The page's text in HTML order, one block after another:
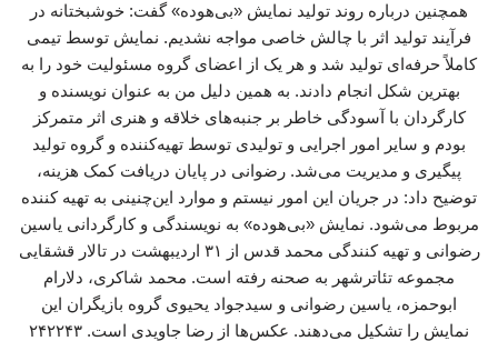
همچنین درباره روند تولید نمایش «بی‌هوده» گفت: خوشبختانه در
فرآیند تولید اثر با چالش خاصی مواجه نشدیم. نمایش توسط تیمی
کاملاً حرفه‌ای تولید شد و هر یک از اعضای گروه مسئولیت خود را به
بهترین شکل انجام دادند. به همین دلیل من به عنوان نویسنده و
کارگردان با آسودگی خاطر بر جنبه‌های خلاقه و هنری اثر متمرکز
بودم و سایر امور اجرایی و تولیدی توسط تهیه‌کننده و گروه تولید
پیگیری و مدیریت می‌شد. رضوانی در پایان دریافت کمک هزینه،
توضیح داد: در جریان این امور نیستم و موارد این‌چنینی به تهیه کننده
مربوط می‌شود. نمایش «بی‌هوده» به نویسندگی و کارگردانی یاسین
رضوانی و تهیه کنندگی محمد قدس از ۳۱ اردیبهشت در تالار قشقایی
مجموعه تئاترشهر به صحنه رفته است. محمد ‌شاکری، دلارام
‌ابوحمزه، یاسین ‌رضوانی و سیدجواد ‌یحیوی گروه بازیگران این
نمایش را تشکیل می‌دهند. عکس‌ها از رضا جاویدی است. ۲۴۲۲۴۳